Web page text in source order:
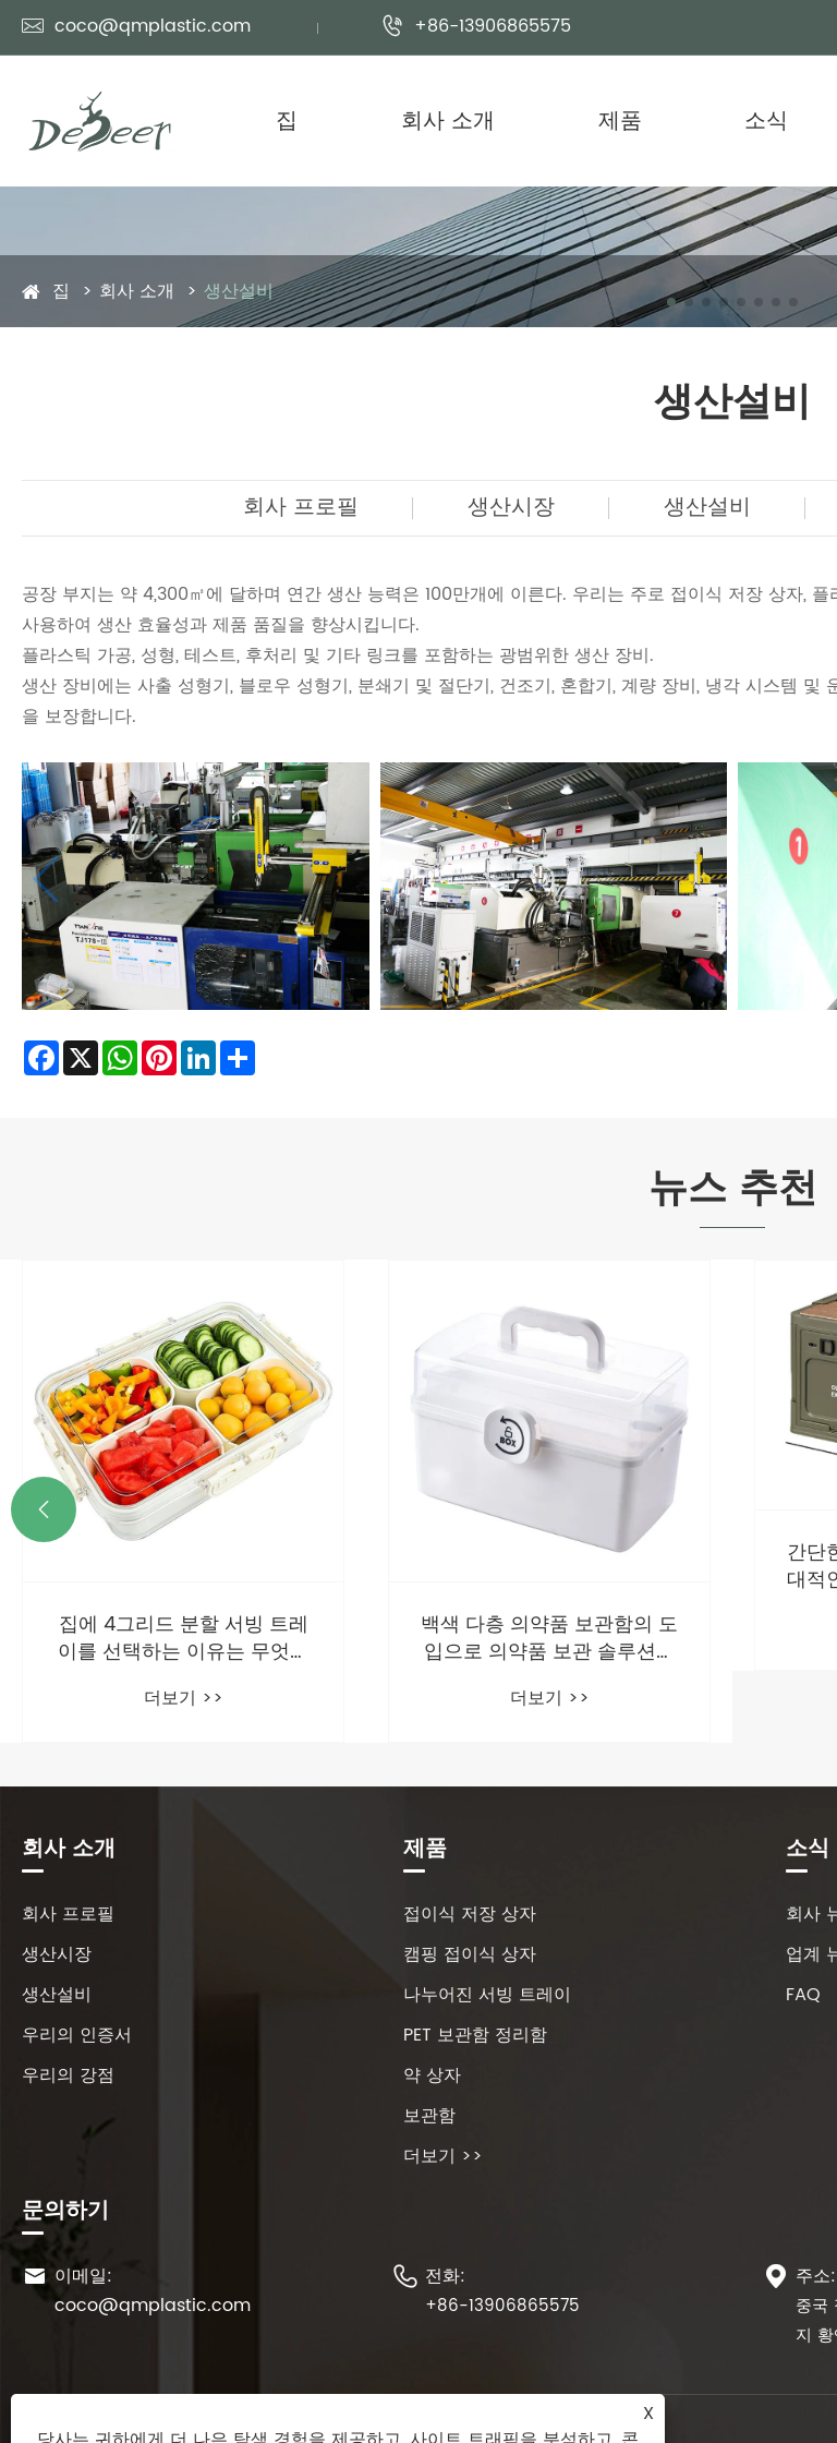
 coco@qmplastic.com  +86-13906865575
집 회사 소개 제품 소식
집 회사 소개 생산설비
생산설비
회사 프로필 생산시장 생산설비
공장 부지는 약 4,300㎡에 달하며 연간 생산 능력은 100만개에 이른다. 우리는 주로 접이식 저장 상자,
사용하여 생산 효율성과 제품 품질을 향상시킵니다.
플라스틱 가공, 성형, 테스트, 후처리 및 기타 링크를 포함하는 광범위한 생산 장비.
생산 장비에는 사출 성형기, 블로우 성형기, 분쇄기 및 절단기, 건조기, 혼합기, 계량 장비, 냉각 시스템
을 보장합니다.
Facebook
X WhatsApp
Pinterest
LinkedIn
뉴스 추천
백색 다층 의약품 보관함의 도
입으로 의약품 보관 솔루션에
더보기 >>
간단한 캠핑 접이식 상자가 현
한 선택이 되는 이유는 무엇입
니까?
더보기 >>
현

회사 소개
회사 프로필
생산시장
생산설비
우리의 인증서
우리의 강점
제품
접이식 저장 상자
캠핑 접이식 상자
나누어진 서빙 트레이
PET 보관함 정리함
약 상자
보관함
더보기 >>
소식
회사
업계
FAQ
문의하기
 이메일:
coco@qmplastic.com
 전화:
+86-13906865575
 주소:
중국
지
X